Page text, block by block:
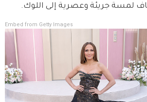
لمسة جريئة وعصرية إلى اللوك.
Embed from Getty Images